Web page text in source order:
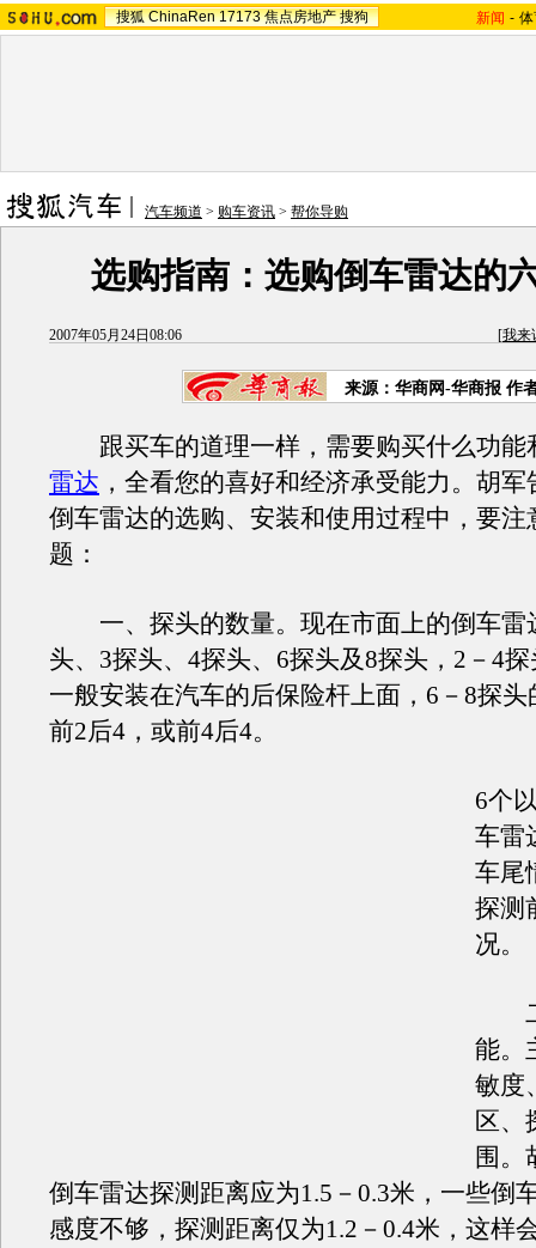
搜狐 ChinaRen 17173 焦点房地产 搜狗 新闻 -
汽车频道 > 购车资讯 > 帮你导购
选购指南：选购倒车雷达的
2007年05月24日08:06 [我来
来源：华商网-华商报 作
跟买车的道理一样，需要购买什么功能
雷达 ，全看您的喜好和经济承受能力。胡
倒车雷达的选购、安装和使用过程中，要注
题：
一、探头的数量。现在市面上的倒车雷
头、3探头、4探头、6探头及8探头，2－4
一般安装在汽车的后保险杆上面，6－8探
前2后4，或前4后4。
6个
车雷
车尾
探测
况。
二
能。
敏度
区、
围。
倒车雷达探测距离应为1.5－0.3米，一些倒
感度不够，探测距离仅为1.2－0.4米，这样